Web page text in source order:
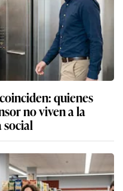
quienes
no viven a la
social